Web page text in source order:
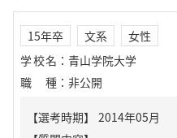
15年卒 文系
女性
学校名 ： 青山学院大学
職種 ： 非公開